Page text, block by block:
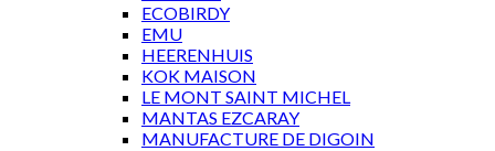
ECOBIRDY
EMU
HEERENHUIS
KOK MAISON
LE MONT SAINT MICHEL
MANTAS EZCARAY
MANUFACTURE DE DIGOIN